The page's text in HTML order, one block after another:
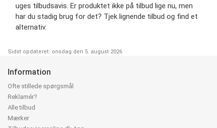
uges tilbudsavis. Er produktet ikke på tilbud lige nu, men
har du stadig brug for det? Tjek lignende tilbud og find et
alternativ.
Sidst opdateret: onsdag den 5. august 2026
Information
Ofte stillede spørgsmål
Reklamér?
Alle tilbud
Mærker